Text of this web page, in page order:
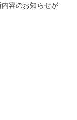
容のお知らせが